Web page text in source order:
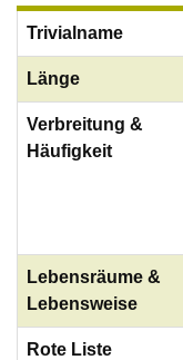
Trivialname
Länge
Verbreitung &
Häufigkeit
Lebensräume &
Lebensweise
Rote Liste